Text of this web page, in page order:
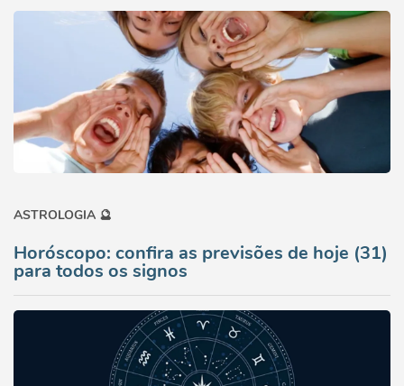
ASTROLOGIA 🔮
Horóscopo: confira as previsões de hoje (31)
para todos os signos